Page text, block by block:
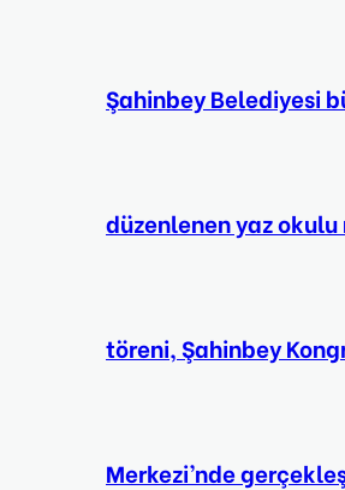
Şahinbey Belediyesi
düzenlenen yaz
töreni, Şahinbey
Merkezi’nde